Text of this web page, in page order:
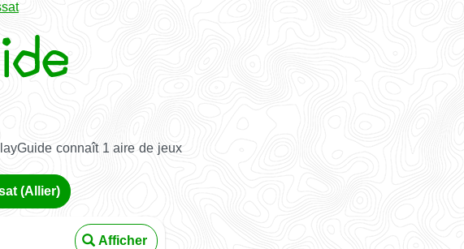
connaît 1 aire de jeux
(Allier)
Afficher